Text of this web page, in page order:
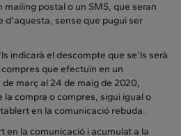
postal o un SMS, que seran
d'aquesta, sense que pugui ser
indicarà el descompte que se'ls serà
que efectuïn en un
març al 24 de maig de 2020,
compra o compres, sigui igual o
en la comunicació rebuda.
en la comunicació i acumulat a la